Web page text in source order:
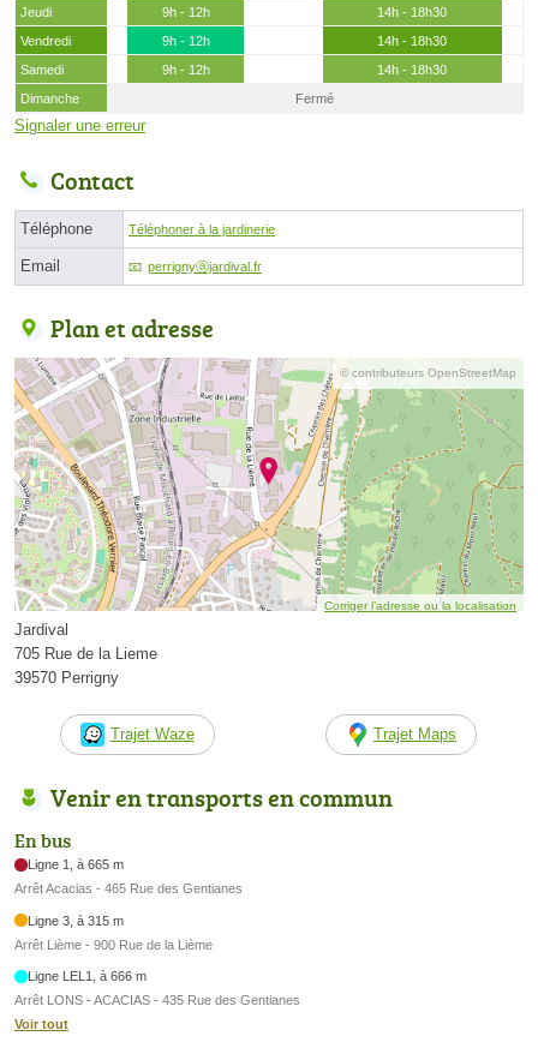
Jeudi
9h - 12h
14h - 18h30
Vendredi
9h - 12h
14h - 18h30
Samedi
9h - 12h
14h - 18h30
Dimanche
Fermé
Signaler une erreur
Contact
Téléphone Téléphoner à la jardinerie
Email perrignyⓐjardival.fr
Plan et adresse
© contributeurs OpenStreetMap
Corriger l’adresse ou la localisation
Jardival
705 Rue de la Lieme
39570 Perrigny
Trajet Waze Trajet Maps
Venir en transports en commun
En bus
Ligne 1, à 665 m
Arrêt Acacias - 465 Rue des Gentianes
Ligne 3, à 315 m
Arrêt Lième - 900 Rue de la Lième
Ligne LEL1, à 666 m
Arrêt LONS - ACACIAS - 435 Rue des Gentianes
Voir tout